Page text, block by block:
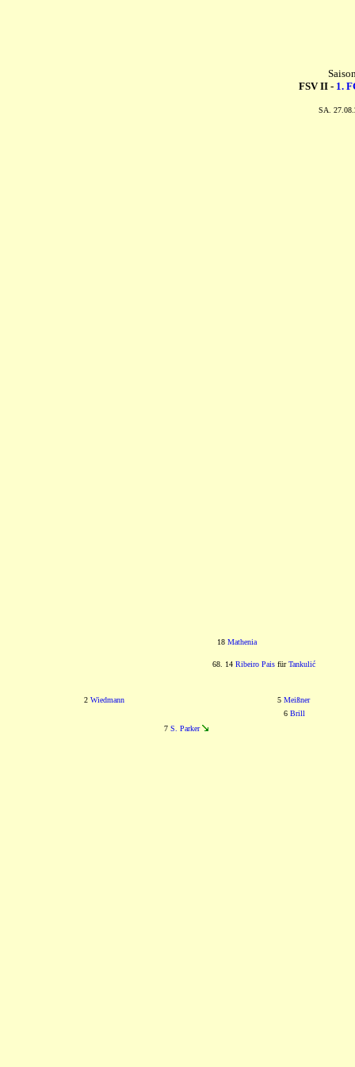
FSV II - 1.
SA.
18 Mathenia
68. 14 Ribeiro PaisfürTankulić
2 Wiedmann 5 Meißner
6 Brill
7 S. Parker